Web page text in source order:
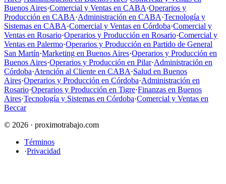
Buenos Aires·Comercial y Ventas en CABA·Operarios y
Producción en CABA·Administración en CABA·Tecnología y
Sistemas en CABA·Comercial y Ventas en Córdoba·Comercial y
Ventas en Rosario·Operarios y Producción en Rosario·Comercial y
Ventas en Palermo·Operarios y Producción en Partido de General
San Martín·Marketing en Buenos Aires·Operarios y Producción en
Buenos Aires·Operarios y Producción en Pilar·Administración en
Córdoba·Atención al Cliente en CABA·Salud en Buenos
Aires·Operarios y Producción en Córdoba·Administración en
Rosario·Operarios y Producción en Tigre·Finanzas en Buenos
Aires·Tecnología y Sistemas en Córdoba·Comercial y Ventas en
Beccar
© 2026 · proximotrabajo.com
Términos
·Privacidad